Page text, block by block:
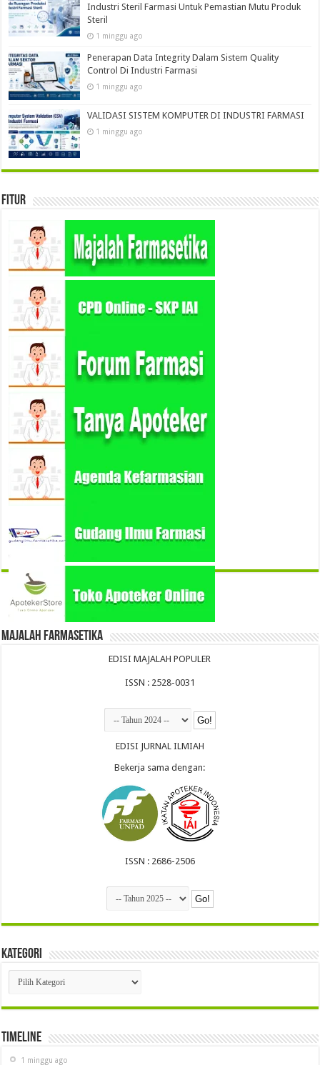
Industri Steril Farmasi Untuk Pemastian Mutu Produk
Steril
1 minggu ago
Penerapan Data Integrity Dalam Sistem Quality
Control Di Industri Farmasi
1 minggu ago
VALIDASI SISTEM KOMPUTER DI INDUSTRI FARMASI
1 minggu ago
Fitur
Majalah Farmasetika
EDISI MAJALAH POPULER
ISSN : 2528-0031
EDISI JURNAL ILMIAH
Bekerja sama dengan:
ISSN : 2686-2506
Kategori
Kategori
Timeline
1 minggu ago